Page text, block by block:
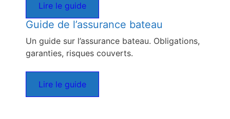
Lire le guide
Guide de l’assurance bateau
Un guide sur l’assurance bateau. Obligations,
garanties, risques couverts.
Lire le guide